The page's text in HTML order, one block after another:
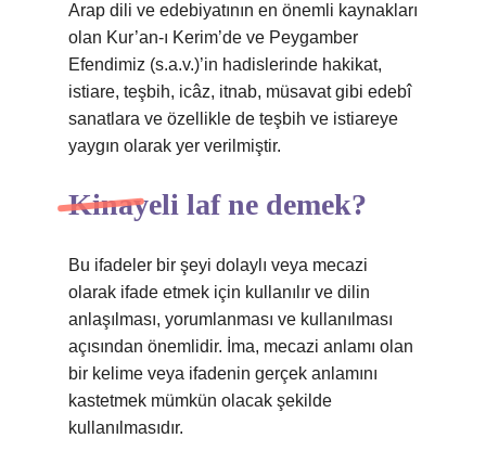
Arap dili ve edebiyatının en önemli kaynakları
olan Kur’an-ı Kerim’de ve Peygamber
Efendimiz (s.a.v.)’in hadislerinde hakikat,
istiare, teşbih, icâz, itnab, müsavat gibi edebî
sanatlara ve özellikle de teşbih ve istiareye
yaygın olarak yer verilmiştir.
Kinayeli laf ne demek?
Bu ifadeler bir şeyi dolaylı veya mecazi
olarak ifade etmek için kullanılır ve dilin
anlaşılması, yorumlanması ve kullanılması
açısından önemlidir. İma, mecazi anlamı olan
bir kelime veya ifadenin gerçek anlamını
kastetmek mümkün olacak şekilde
kullanılmasıdır.